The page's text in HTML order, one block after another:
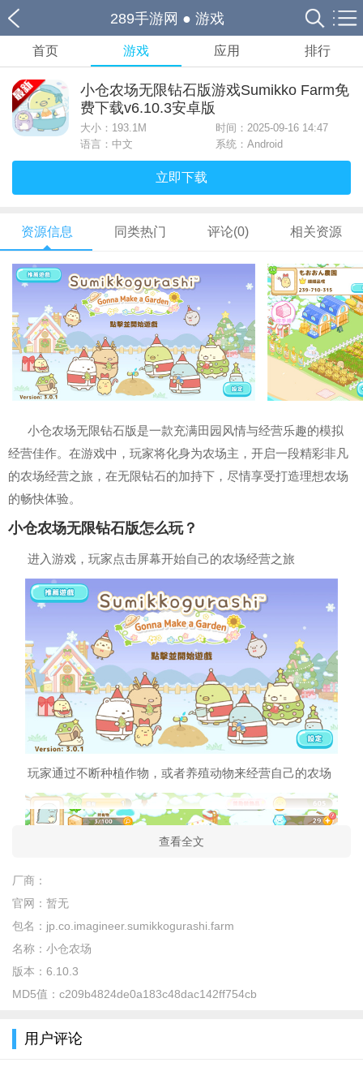
289手游网 ● 游戏
首页 游戏 应用 排行
小仓农场无限钻石版游戏Sumikko Farm免
费下载v6.10.3安卓版
大小： 193.1M
时间：2025-09-16 14:47
语言：中文
系统：Android
立即下载
资源信息 同类热门 评论(0) 相关资源
小仓农场无限钻石版是一款充满田园风情与经营乐趣的模拟
经营佳作。在游戏中，玩家将化身为农场主，开启一段精彩非凡
的农场经营之旅，在无限钻石的加持下，尽情享受打造理想农场
的畅快体验。
小仓农场无限钻石版怎么玩？
进入游戏，玩家点击屏幕开始自己的农场经营之旅
玩家通过不断种植作物，或者养殖动物来经营自己的农场
玩家种植作物收获后可以提升农场等级
查看全文
厂商：
官网： 暂无
包名： jp.co.imagineer.sumikkogurashi.farm
名称： 小仓农场
版本： 6.10.3
MD5值： c209b4824de0a183c48dac142ff754cb
用户评论